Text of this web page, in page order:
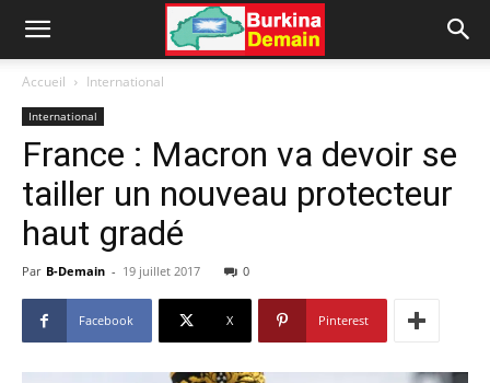
Accueil International
International
France : Macron va devoir se
tailler un nouveau protecteur
haut gradé
Par B-Demain - 19 juillet 2017 0
Facebook X Pinterest